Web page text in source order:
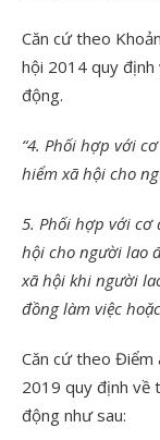
Căn cứ theo
hội 2014 quy
động.
“4. Phối hợp với
hiểm xã hội cho
5. Phối hợp với cơ
hội cho người lao
xã hội khi người
đồng làm việc
Căn cứ theo Điểm
2019 quy định về
động như sau: